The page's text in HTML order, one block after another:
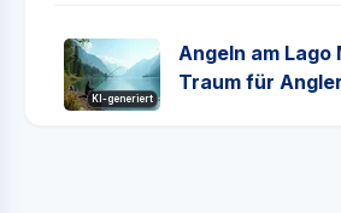
KI-generiert
Angeln am Lago
Traum für Angler